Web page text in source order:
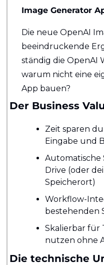
Image Generator
Die neue OpenAI
beeindruckende
ständig die OpenAI
warum nicht eine
App bauen?
Der Business
Zeit sparen
Eingabe und
Automatische
Drive (oder
Speicherort)
Workflow-
bestehenden
Skalierbar für
nutzen ohne
Die technische